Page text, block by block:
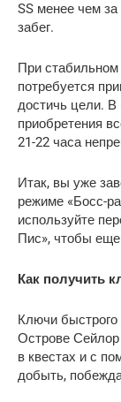
SS менее чем
забег.
При
потребуется
достичь цели. В
приобретения
21-22 часа
Итак, вы уже
режиме «Босс-
используйте
Пис», чтобы
Как получить
Ключи быстрого
Острове Сейлор
в квестах и ​​с
добыть,